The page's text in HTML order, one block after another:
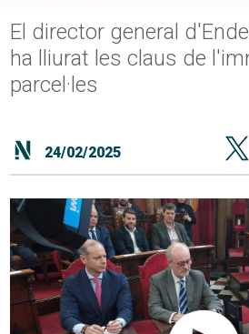
El director general
ha lliurat les claus de
parcel·les
24/02/2025